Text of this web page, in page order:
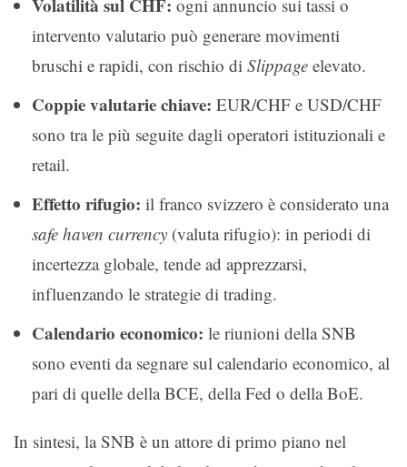
Volatilità sul CHF: ogni annuncio sui tassi o
intervento valutario può generare movimenti
bruschi e rapidi, con rischio di Slippage elevato.
Coppie valutarie chiave: EUR/CHF e USD/CHF
sono tra le più seguite dagli operatori istituzionali e
retail.
Effetto rifugio: il franco svizzero è considerato una
safe haven currency (valuta rifugio): in periodi di
incertezza globale, tende ad apprezzarsi,
influenzando le strategie di trading.
Calendario economico: le riunioni della SNB
sono eventi da segnare sul calendario economico, al
pari di quelle della BCE, della Fed o della BoE.
In sintesi, la SNB è un attore di primo piano nel